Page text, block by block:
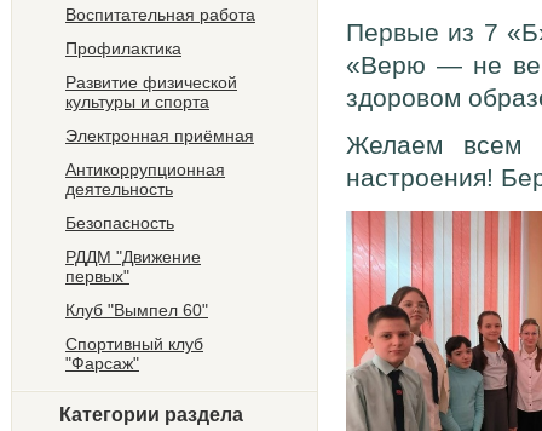
Воспитательная работа
Профилактика
Развитие физической
культуры и спорта
Электронная приёмная
Антикоррупционная
деятельность
Безопасность
РДДМ "Движение
первых"
Клуб "Вымпел 60"
Спортивный клуб
"Фарсаж"
Категории раздела
Первые из 7
«Верю — не
здоровом
Желаем всем
настроения!